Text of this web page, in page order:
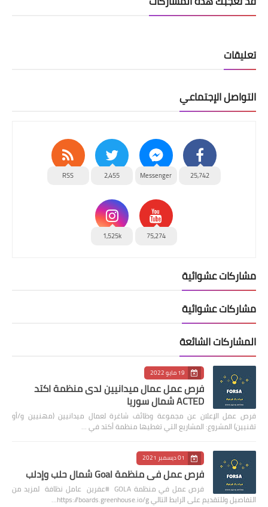
تعليقات
التواصل الإجتماعي
25,742
Messenger
2,455
RSS
75,274
1,525k
مشاركات عشوائية
مشاركات عشوائية
المشاركات الشائعة
19 مايو 2022
فرص عمل عمال ميدانيين لدى منظمة اكتد
ACTED شمال سوريا
فرص عمل الإعلان عن مجموعة وظائف شاغرة لعمال ميدانيين (مهنيين و/أو
تقنيين) المشروع: المشاريع التي تغطيها منظمة أكتد في …
01 ديسمبر 2021
فرص عمل في منظمة Goal شمال حلب وإدلب
فرص عمل في منظمة GOLA #عفرين عامل نظافة لمزيد من
التفاصيل وللتقديم على الرابط التالي https://boards.greenhouse.io/g…